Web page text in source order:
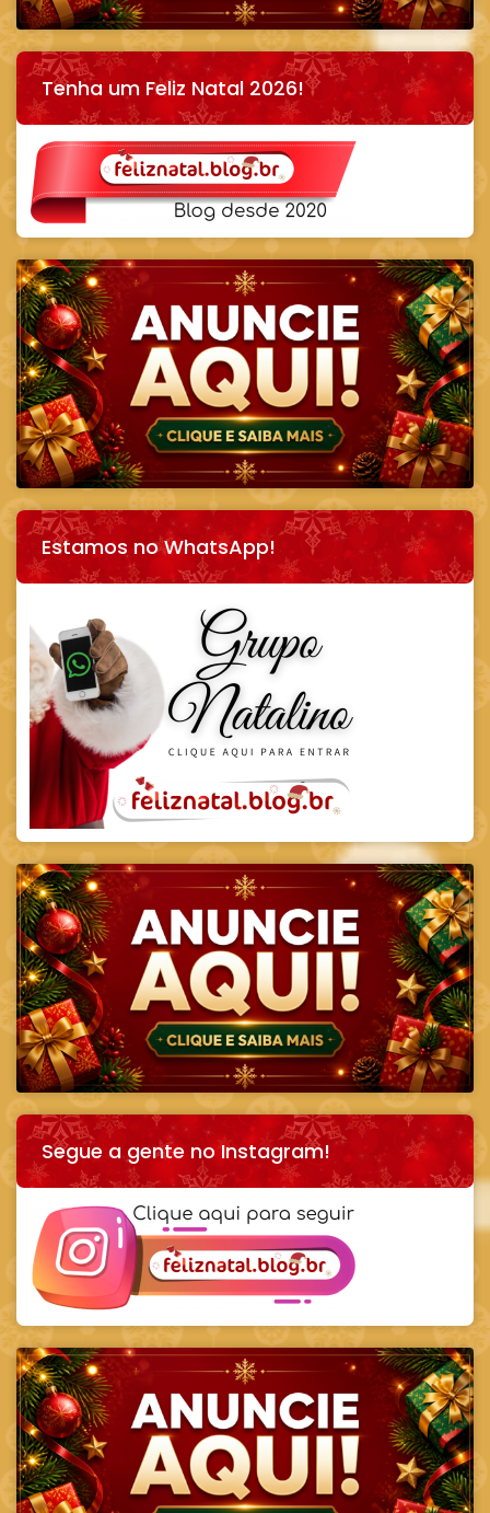
Tenha um Feliz Natal 2026!
Estamos no WhatsApp!
Segue a gente no Instagram!